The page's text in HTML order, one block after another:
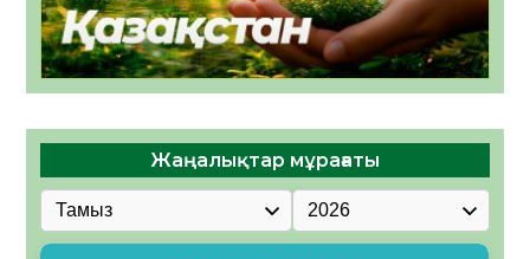
Жаңалықтар мұрағаты